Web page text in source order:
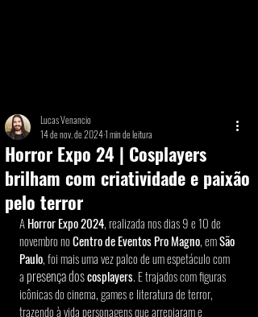
Horror Expo 24 | Cosplayers
brilham com criatividade e paixão
pelo terror
Lucas Venancio
14 de nov. de 20241 min de leitura
A Horror Expo 2024, realizada nos dias 9 e 10 de
novembro no Centro de Eventos Pro Magno, em São
Paulo, foi mais uma vez palco de um espetáculo com
a presença doscosplayers. E trajados com figuras
icônicas do cinema, games e literatura de terror,
trazendo à vida personagens que arrepiaram e